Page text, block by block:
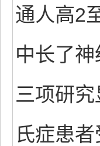
通人高2
中长了
三项研
氏症患